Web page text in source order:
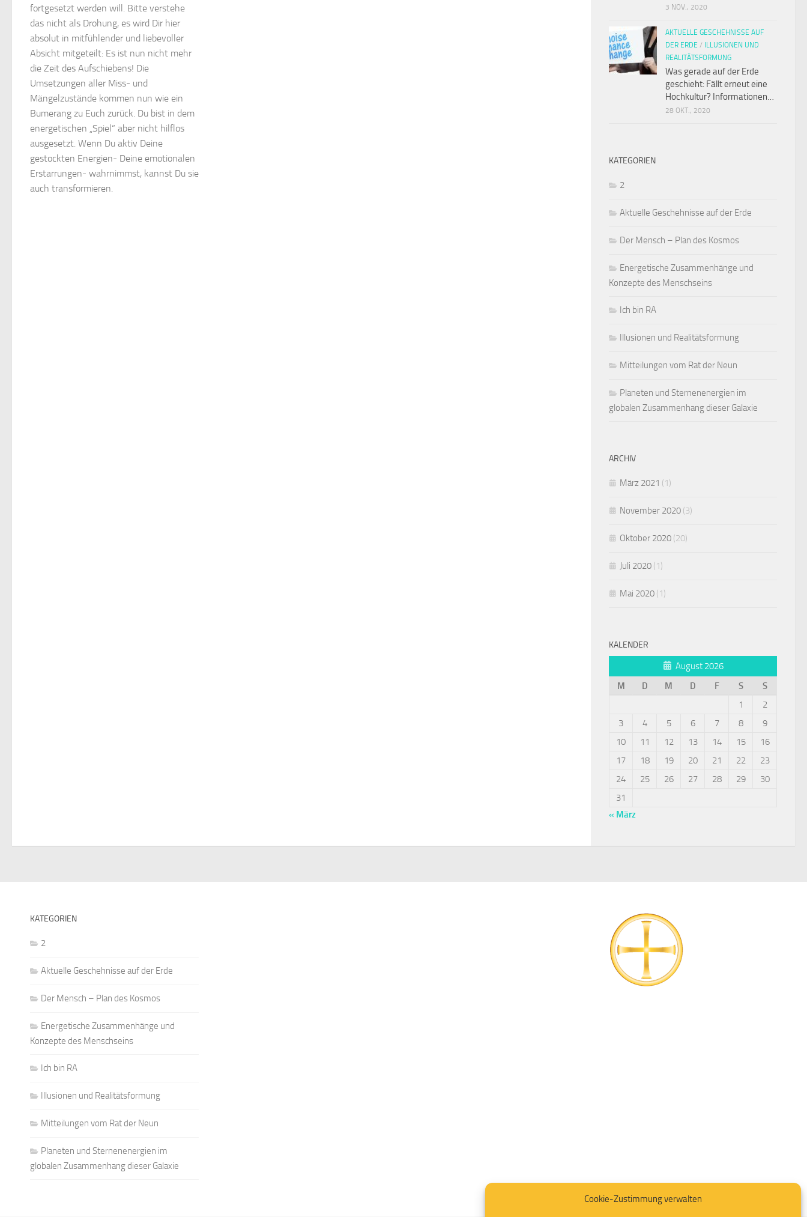
Cookie-Zustimmung verwalten
fortgesetzt werden will. Bitte verstehe
das nicht als Drohung, es wird Dir hier
absolut in mitfühlender und liebevoller
Absicht mitgeteilt: Es ist nun nicht mehr
die Zeit des Aufschiebens! Die
Umsetzungen aller Miss- und
Mängelzustände kommen nun wie ein
Bumerang zu Euch zurück. Du bist in dem
energetischen „Spiel“ aber nicht hilflos
ausgesetzt. Wenn Du aktiv Deine
gestockten Energien- Deine emotionalen
Erstarrungen- wahrnimmst, kannst Du sie
auch transformieren.
3 NOV., 2020
AKTUELLE GESCHEHNISSE AUF
DER ERDE /
ILLUSIONEN UND
REALITÄTSFORMUNG
Was gerade auf der Erde
geschieht: Fällt erneut eine
Hochkultur? Informationen…
28 OKT., 2020
KATEGORIEN
2
Aktuelle Geschehnisse auf der Erde
Der Mensch – Plan des Kosmos
Energetische Zusammenhänge und
Konzepte des Menschseins
Ich bin RA
Illusionen und Realitätsformung
Mitteilungen vom Rat der Neun
Planeten und Sternenenergien im
globalen Zusammenhang dieser Galaxie
ARCHIV
März 2021 (1)
November 2020 (3)
Oktober 2020 (20)
Juli 2020 (1)
Mai 2020 (1)
KALENDER
August 2026
M
D M D F S
S
1
2
3
4 5 6 7 8
9
10
11 12 13 14 15
16
17
18 19 20 21 22
23
24
25 26 27 28 29
30
31
« März
KATEGORIEN
2
Aktuelle Geschehnisse auf der Erde
Der Mensch – Plan des Kosmos
Energetische Zusammenhänge und
Konzepte des Menschseins
Ich bin RA
Illusionen und Realitätsformung
Mitteilungen vom Rat der Neun
Planeten und Sternenenergien im
globalen Zusammenhang dieser Galaxie